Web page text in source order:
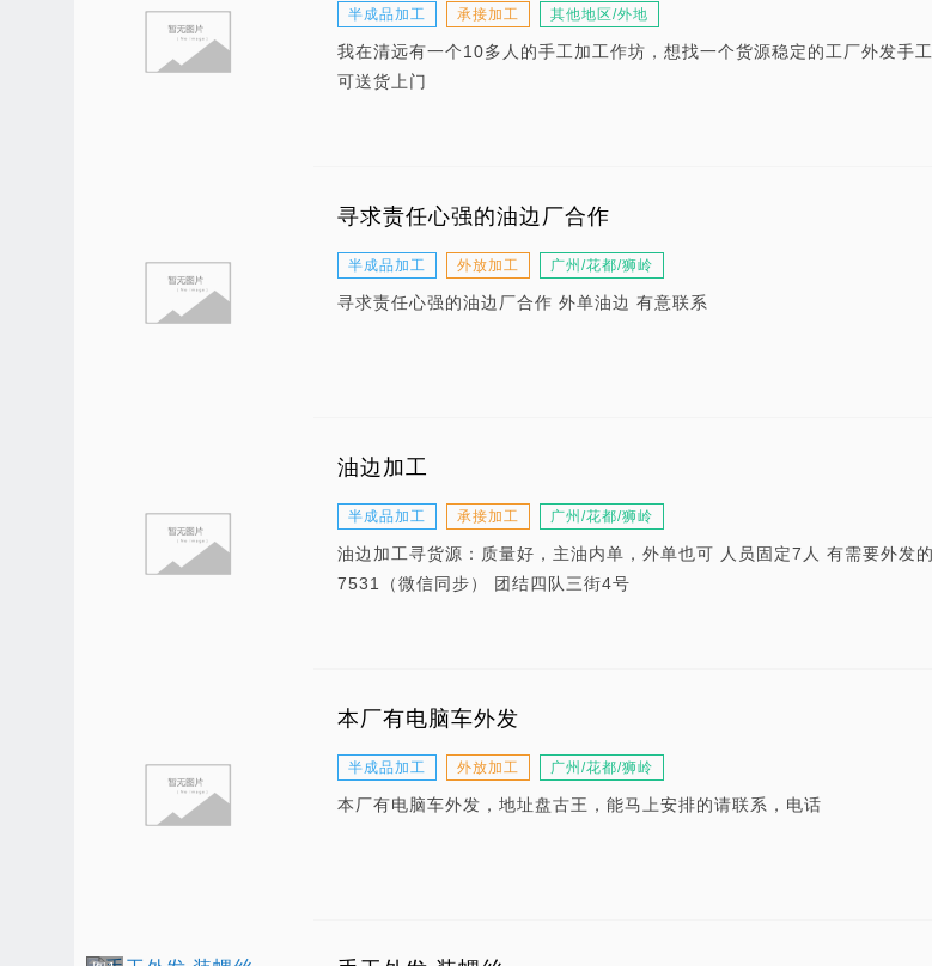
半成品加工 承接加工 其他地区/外地
我在清远有一个10多人的手工加工作坊，想找一个货源稳定的工厂外发手
可送货上门
寻求责任心强的油边厂合作
半成品加工 外放加工 广州/花都/狮岭
寻求责任心强的油边厂合作 外单油边 有意联系
油边加工
半成品加工 承接加工 广州/花都/狮岭
油边加工寻货源：质量好，主油内单，外单也可 人员固定7人 有需要外发
7531（微信同步） 团结四队三街4号
本厂有电脑车外发
半成品加工 外放加工 广州/花都/狮岭
本厂有电脑车外发，地址盘古王，能马上安排的请联系，电话